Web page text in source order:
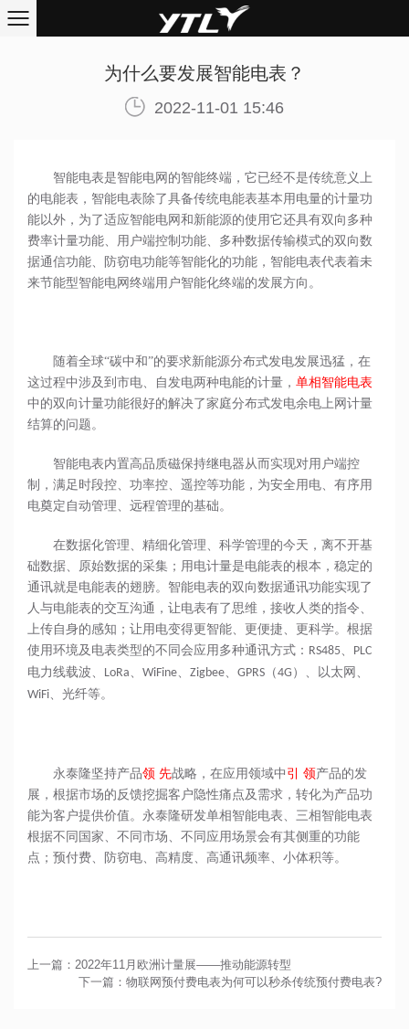
为什么要发展智能电表？
2022-11-01 15:46
智能电表是智能电网的智能终端，它已经不是传统意义上
的电能表，智能电表除了具备传统电能表基本用电量的计量功
能以外，为了适应智能电网和新能源的使用它还具有双向多种
费率计量功能、用户端控制功能、多种数据传输模式的双向数
据通信功能、防窃电功能等智能化的功能，智能电表代表着未
来节能型智能电网终端用户智能化终端的发展方向 。
随着全球“碳中和”的要求新能源分布式发电发展迅猛，在
这过程中涉及到市电、自发电两种电能的计量， 单相智能电表
中的双向计量功能很好的解决了家庭分布式发电余电上网计量
结算的问题。
智能电表内置高品质磁保持继电器从而实现对用户端控
制，满足时段控、功率控、遥控等功能，为安全用电、有序用
电奠定自动管理、远程管理的基础。
在数据化管理、精细化管理、科学管理的今天，离不开基
础数据、原始数据的采集；用电计量是电能表的根本，稳定的
通讯就是电能表的翅膀。智能电表的双向数据通讯功能实现了
人与电能表的交互沟通，让电表有了思维，接收人类的指令、
上传自身的感知；让用电变得更智能、更便捷、更科学。根据
使用环境及电表类型的不同会应用多种通讯方式： RS485
PLC
电力线载波、
LoRa WiFine Zigbee GPRS （4G ）、以太网、
WiFi 、光纤等。
永泰隆坚持产品领 先战略，在应用领域中 引 领产品的发
展，根据市场的反馈挖掘客户隐性痛点及需求，转化为产品功
能为客户提供价值。永泰隆研发单相智能电表、三相智能电表
根据不同国家、不同市场、不同应用场景会有其侧重的功能
点；预付费、防窃电、高精度、高通讯频率、小体积等。
上一篇：2022年11月欧洲计量展——推动能源转型
下一篇：物联网预付费电表为何可以秒杀传统预付费电表?